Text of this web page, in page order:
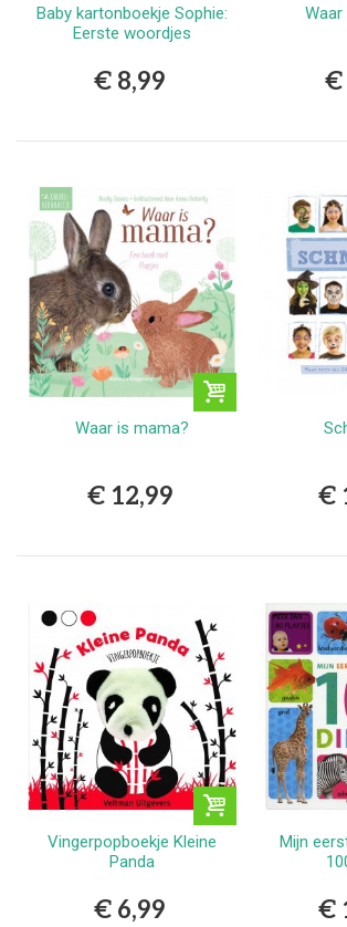
Baby kartonboekje Sophie:
Eerste woordjes
€ 8,99
Waar
€
Waar is mama?
€ 12,99 €
Vingerpopboekje Kleine
Panda
€ 6,99
Mijn
€